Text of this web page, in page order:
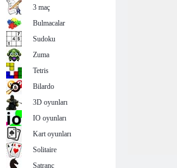
3 maç
Bulmacalar
Sudoku
Zuma
Tetris
Bilardo
3D oyunları
IO oyunları
Kart oyunları
Solitaire
Satranç